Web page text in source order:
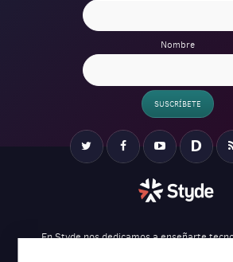
Nombre
SUSCRÍBETE
Verification
FacebookYouTube
En Styde nos dedicamos a enseñarte